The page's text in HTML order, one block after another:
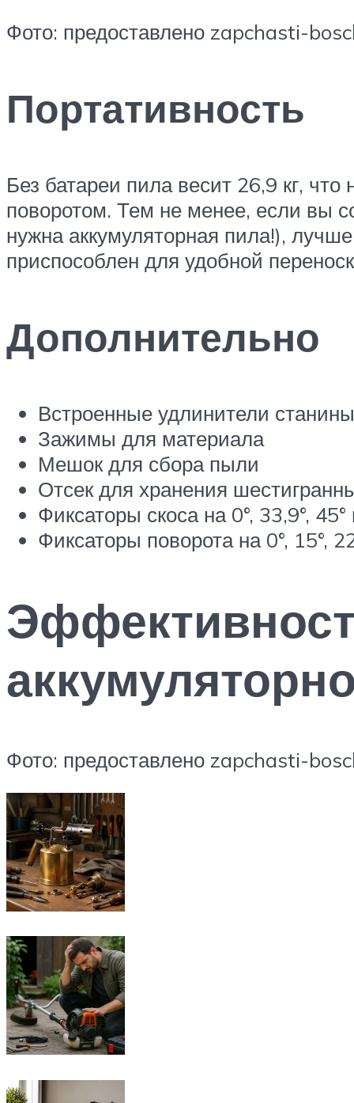
Фото: предоставлено zapchasti-
Портативность
Без батареи пила весит 26,9 кг,
поворотом. Тем не менее, если вы
нужна аккумуляторная пила!),
приспособлен для удобной
Дополнительно
Встроенные удлинители
Зажимы для материала
Мешок для сбора пыли
Отсек для хранения
Фиксаторы скоса на 0°, 33,9°,
Фиксаторы поворота на 0°, 15°,
Фото: предоставлено zapchasti-